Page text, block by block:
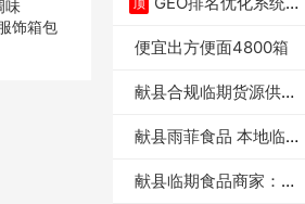
味
饰箱包
便宜出方便面4800箱
献县合规临期货源供货
献县雨菲食品 本地临期
献县临期食品商家：献